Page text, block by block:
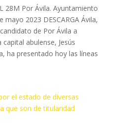
28M Por Ávila. Ayuntamiento
mayo 2023 DESCARGA Ávila,
de Por Ávila a
abulense, Jesús
ha presentado hoy las líneas